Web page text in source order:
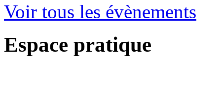
Voir tous les évènements
Espace pratique